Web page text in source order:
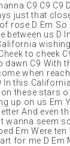
C9 C9
just that
rose D Em
between us D
to cheek
dawn C9 With
when
In this
these stars
up on us Em
And even
wanna seem
Em Were
for me D Em